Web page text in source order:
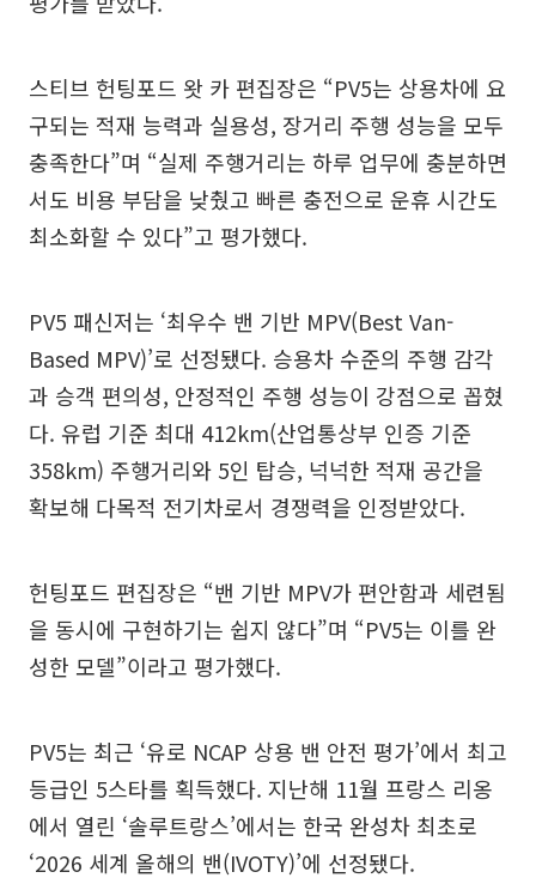
스티브 헌팅포드 왓 카 편집장은 “PV5는 상용차에 요
구되는 적재 능력과 실용성, 장거리 주행 성능을 모두
충족한다”며 “실제 주행거리는 하루 업무에 충분하면
서도 비용 부담을 낮췄고 빠른 충전으로 운휴 시간도
최소화할 수 있다”고 평가했다.
PV5 패신저는 ‘최우수 밴 기반 MPV(Best Van-
Based MPV)’로 선정됐다. 승용차 수준의 주행 감각
과 승객 편의성, 안정적인 주행 성능이 강점으로 꼽혔
다. 유럽 기준 최대 412km(산업통상부 인증 기준
358km) 주행거리와 5인 탑승, 넉넉한 적재 공간을
확보해 다목적 전기차로서 경쟁력을 인정받았다.
헌팅포드 편집장은 “밴 기반 MPV가 편안함과 세련됨
을 동시에 구현하기는 쉽지 않다”며 “PV5는 이를 완
성한 모델”이라고 평가했다.
PV5는 최근 ‘유로 NCAP 상용 밴 안전 평가’에서 최고
등급인 5스타를 획득했다. 지난해 11월 프랑스 리옹
에서 열린 ‘솔루트랑스’에서는 한국 완성차 최초로
‘2026 세계 올해의 밴(IVOTY)’에 선정됐다.